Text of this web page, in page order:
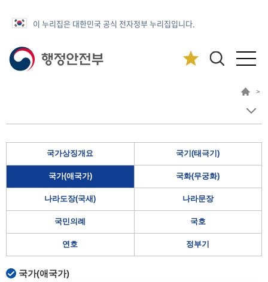
이 누리집은 대한민국 공식 전자정부 누리집입니다.
>
국가상징개요 국기(태극기)
국가(애국가) 국화(무궁화)
나라도장(국새) 나라문장
국민의례 국호
연호 정부기
국가(애국가)